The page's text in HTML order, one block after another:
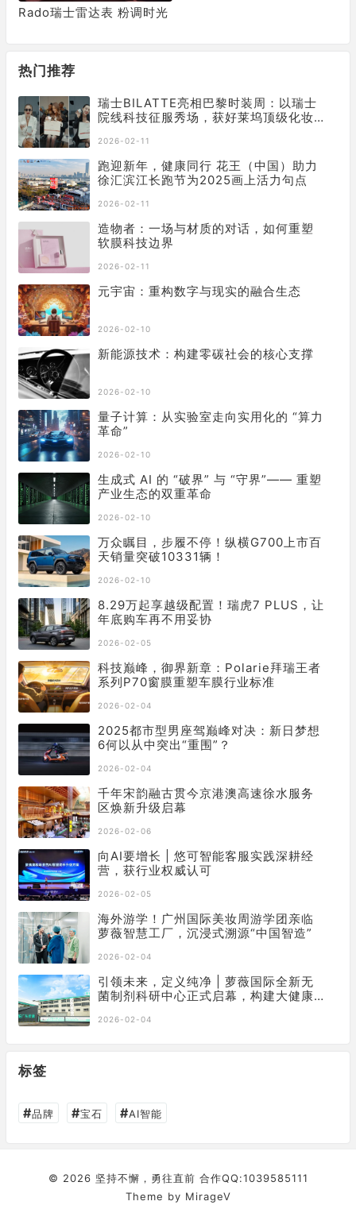
Rado瑞士雷达表 粉调时光
热门推荐
瑞士BILATTE亮相巴黎时装周：以瑞士
院线科技征服秀场，获好莱坞顶级化妆
2026-02-11
跑迎新年，健康同行 花王（中国）助力
徐汇滨江长跑节为2025画上活力句点
2026-02-11
造物者：一场与材质的对话，如何重塑
软膜科技边界
2026-02-11
元宇宙：重构数字与现实的融合生态
2026-02-10
新能源技术：构建零碳社会的核心支撑
2026-02-10
量子计算：从实验室走向实用化的 “算力
革命”
2026-02-10
生成式 AI 的 “破界” 与 “守界”—— 重塑
产业生态的双重革命
2026-02-10
万众瞩目，步履不停！纵横G700上市百
天销量突破10331辆！
2026-02-10
8.29万起享越级配置！瑞虎7 PLUS，让
年底购车再不用妥协
2026-02-05
科技巅峰，御界新章：Polarie拜瑞王者
系列P70窗膜重塑车膜行业标准
2026-02-04
2025都市型男座驾巅峰对决：新日梦想
6何以从中突出“重围”？
2026-02-04
千年宋韵融古贯今京港澳高速徐水服务
区焕新升级启幕
2026-02-06
向AI要增长 | 悠可智能客服实践深耕经
营，获行业权威认可
2026-02-05
海外游学！广州国际美妆周游学团亲临
萝薇智慧工厂，沉浸式溯源“中国智造”
2026-02-04
引领未来，定义纯净 | 萝薇国际全新无
菌制剂科研中心正式启幕，构建大健康
2026-02-04
标签
#品牌 #宝石 #AI智能
© 2026 坚持不懈，勇往直前 合作QQ:1039585111
Theme by MirageV